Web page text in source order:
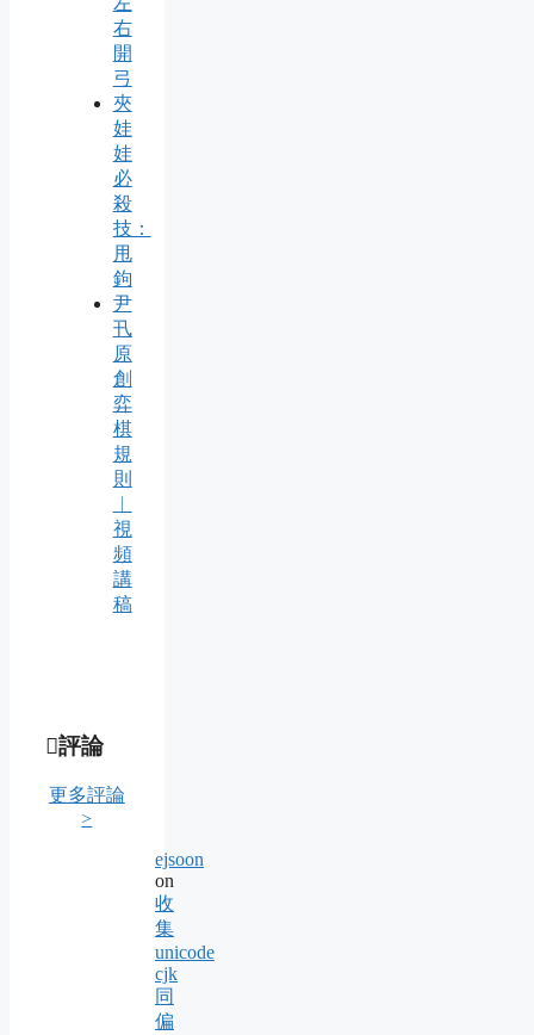
右
開
弓
夾
娃
娃
必
殺
技：
甩
鉤
尹
卂
原
創
弈
棋
規
則
︱
視
頻
講
稿
評論
更多評論
>
ejsoon
on
收
集
unicode
cjk
同
偏